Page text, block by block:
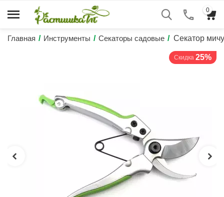
0
Главная / Инструменты / Секаторы садовые / Секатор
Скидка 25%